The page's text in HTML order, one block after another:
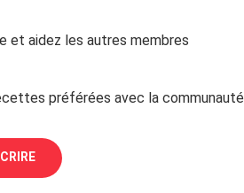
et aidez les autres membres
préférées avec la communauté